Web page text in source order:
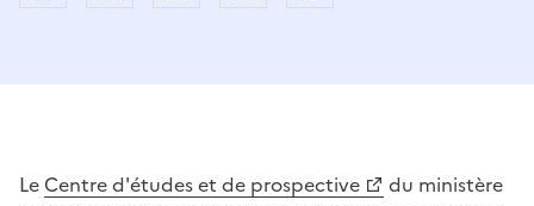
Le Centre d'études et de prospective
du ministère